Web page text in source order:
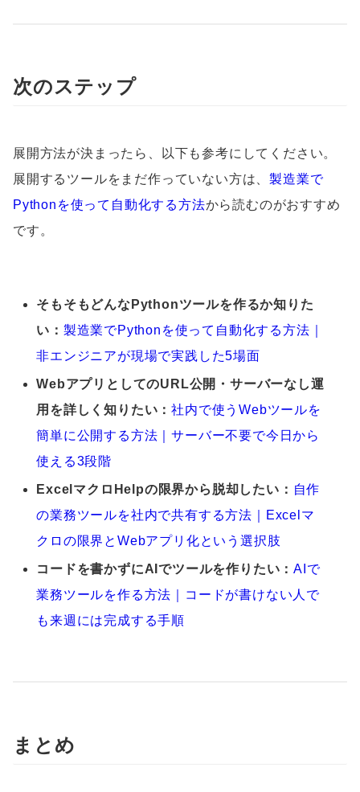
次のステップ
展開方法が決まったら、以下も参考にしてください。
展開するツールをまだ作っていない方は、製造業で
Pythonを使って自動化する方法から読むのがおすすめ
です。
そもそもどんなPythonツールを作るか知りた
い： 製造業でPythonを使って自動化する方法｜
非エンジニアが現場で実践した5場面
WebアプリとしてのURL公開・サーバーなし運
用を詳しく知りたい：社内で使うWebツールを
簡単に公開する方法｜サーバー不要で今日から
使える3段階
ExcelマクロHelpの限界から脱却したい： 自作
の業務ツールを社内で共有する方法｜Excelマ
クロの限界とWebアプリ化という選択肢
コードを書かずにAIでツールを作りたい：AIで
業務ツールを作る方法｜コードが書けない人で
も来週には完成する手順
まとめ